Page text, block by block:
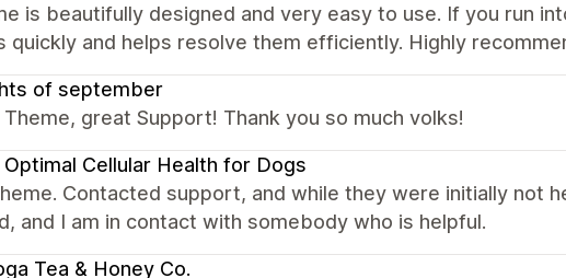
is beautifully designed and very easy to use. If you run
quickly and helps resolve them efficiently. Highly
of september
Theme, great Support! Thank you so much volks!
Optimal Cellular Health for Dogs
Contacted support, and while they were initially not
and I am in contact with somebody who is helpful.
Tea & Honey Co.